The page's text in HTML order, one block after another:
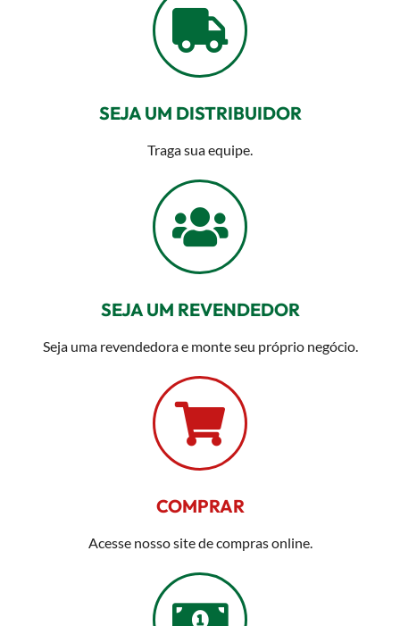
SEJA UM DISTRIBUIDOR
Traga sua equipe.
SEJA UM REVENDEDOR
Seja uma revendedora e monte seu próprio negócio.
COMPRAR
Acesse nosso site de compras online.